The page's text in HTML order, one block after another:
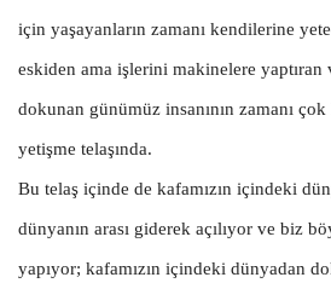
için yaşayanların zamanı kendilerine
eskiden ama işlerini makinelere yaptıran
dokunan günümüz insanının zamanı
yetişme telaşında.
Bu telaş içinde de kafamızın içindeki
dünyanın arası giderek açılıyor ve biz
yapıyor; kafamızın içindeki dünyadan